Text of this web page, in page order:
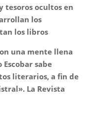
tesoros ocultos en
los
los libros
una mente llena
sabe
literarios, a fin de
La Revista